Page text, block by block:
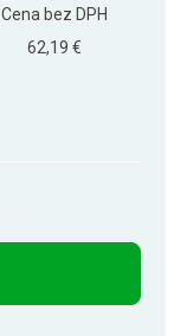
Cena bez DPH
62,19 €